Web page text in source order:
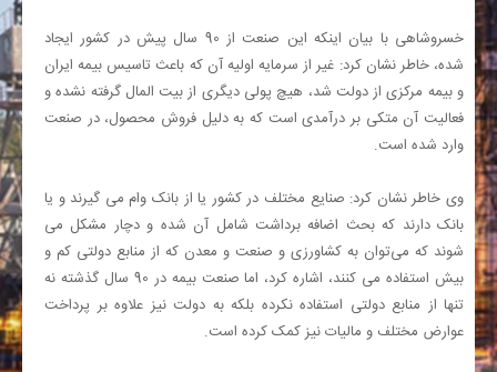
خسروشاهی با بیان اینکه این صنعت از 90 سال پیش در کشور ایجاد
شده، خاطر نشان کرد: غیر از سرمایه اولیه آن که باعث تاسیس بیمه ایران
و بیمه مرکزی از دولت شد، هیچ پولی دیگری از بیت المال گرفته نشده و
فعالیت آن متکی بر درآمدی است که به دلیل فروش محصول، در صنعت
وارد شده است.
وی خاطر نشان کرد: صنایع مختلف در کشور یا از بانک وام می گیرند و یا
بانک دارند که بحث اضافه برداشت شامل آن شده و دچار مشکل می
شوند که می‌توان به کشاورزی و صنعت و معدن که از منابع دولتی کم و
بیش استفاده می کنند، اشاره کرد، اما صنعت بیمه در 90 سال گذشته نه
تنها از منابع دولتی استفاده نکرده بلکه به دولت نیز علاوه بر پرداخت
عوارض مختلف و مالیات نیز کمک کرده است.